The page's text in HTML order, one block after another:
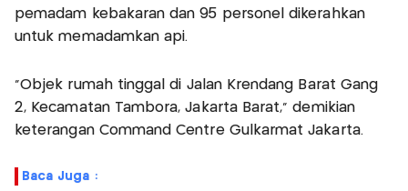
pemadam kebakaran dan 95 personel dikerahkan
untuk memadamkan api.
“Objek rumah tinggal di Jalan Krendang Barat Gang
2, Kecamatan Tambora, Jakarta Barat,” demikian
keterangan Command Centre Gulkarmat Jakarta.
Baca Juga :